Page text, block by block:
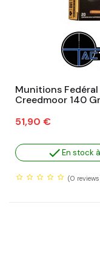
Munitions
Creedmoor 140
Prix
51,90 €
En stock
(0